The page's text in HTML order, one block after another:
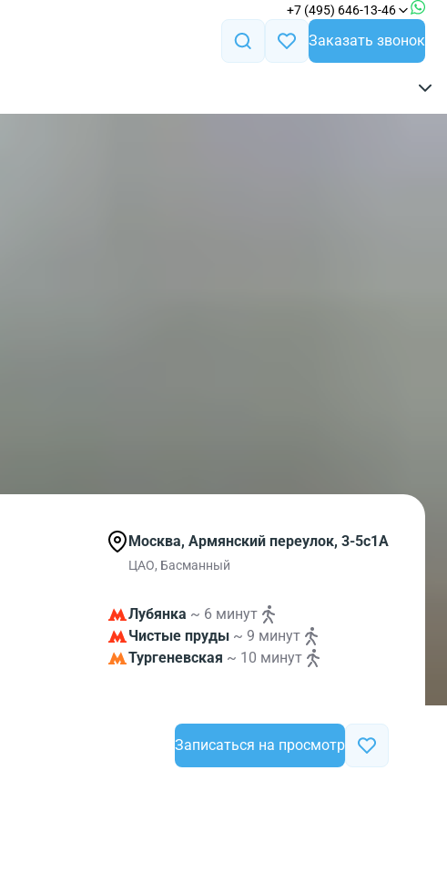
+7 (495) 646-13-46
Заказать звонок
Москва, Армянский переулок, 3-5с1А
ЦАО, Басманный
Лубянка ~ 6 минут
Чистые пруды ~ 9 минут
Тургеневская ~ 10 минут
Записаться на просмотр